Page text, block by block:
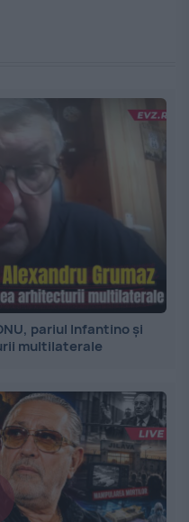
pariul Infantino și
multilaterale